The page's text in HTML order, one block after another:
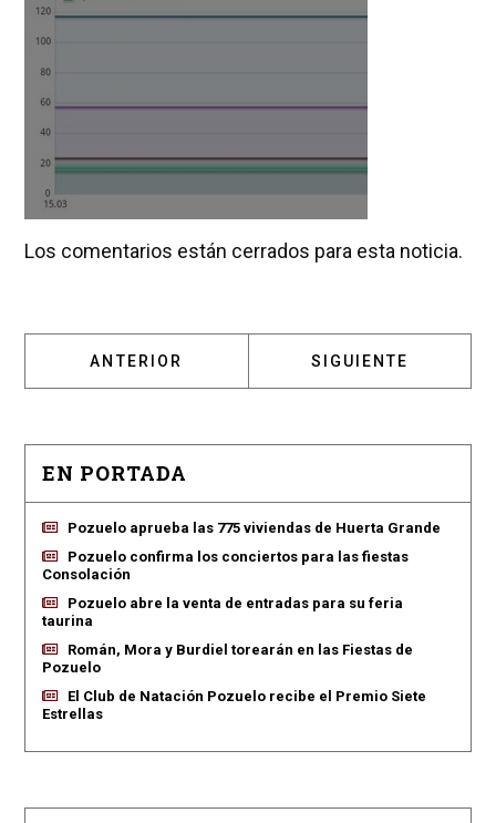
Los comentarios están cerrados para esta noticia.
ARTÍCULO ANTERIOR: INAUGURADO EL
ANTERIOR ARTÍCULO
SIGUIENTE
EN PORTADA
Pozuelo aprueba las 775 viviendas de Huerta Grande
Pozuelo confirma los conciertos para las fiestas
Consolación
Pozuelo abre la venta de entradas para su feria
taurina
Román, Mora y Burdiel torearán en las Fiestas de
Pozuelo
El Club de Natación Pozuelo recibe el Premio Siete
Estrellas